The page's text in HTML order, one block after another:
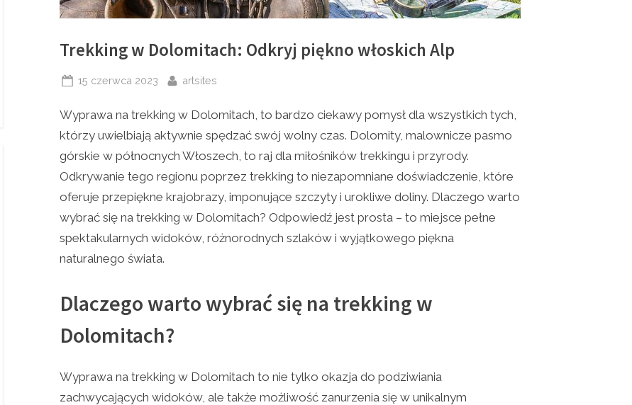
Trekking w Dolomitach: Odkryj piękno włoskich Alp
Posted
15 czerwca 2023 By
artsites
Wyprawa na trekking w Dolomitach, to bardzo ciekawy pomysł dla wszystkich tych,
którzy uwielbiają aktywnie spędzać swój wolny czas. Dolomity, malownicze pasmo
górskie w północnych Włoszech, to raj dla miłośników trekkingu i przyrody.
Odkrywanie tego regionu poprzez trekking to niezapomniane doświadczenie, które
oferuje przepiękne krajobrazy, imponujące szczyty i urokliwe doliny. Dlaczego warto
wybrać się na trekking w Dolomitach? Odpowiedź jest prosta – to miejsce pełne
spektakularnych widoków, różnorodnych szlaków i wyjątkowego piękna
naturalnego świata.
Dlaczego warto wybrać się na trekking w
Dolomitach?
Wyprawa na trekking w Dolomitach to nie tylko okazja do podziwiania
zachwycających widoków, ale także możliwość zanurzenia się w unikalnym